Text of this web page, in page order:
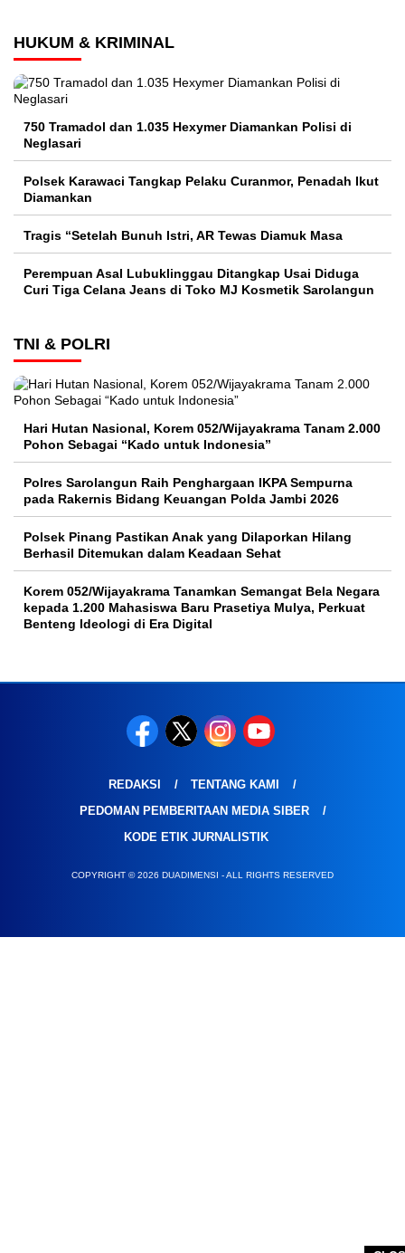
HUKUM & KRIMINAL
750 Tramadol dan 1.035 Hexymer Diamankan Polisi di
Neglasari
Polsek Karawaci Tangkap Pelaku Curanmor, Penadah Ikut
Diamankan
Tragis “Setelah Bunuh Istri, AR Tewas Diamuk Masa
Perempuan Asal Lubuklinggau Ditangkap Usai Diduga
Curi Tiga Celana Jeans di Toko MJ Kosmetik Sarolangun
TNI & POLRI
Hari Hutan Nasional, Korem 052/Wijayakrama Tanam 2.000
Pohon Sebagai “Kado untuk Indonesia”
Polres Sarolangun Raih Penghargaan IKPA Sempurna
pada Rakernis Bidang Keuangan Polda Jambi 2026
Polsek Pinang Pastikan Anak yang Dilaporkan Hilang
Berhasil Ditemukan dalam Keadaan Sehat
Korem 052/Wijayakrama Tanamkan Semangat Bela Negara
kepada 1.200 Mahasiswa Baru Prasetiya Mulya, Perkuat
Benteng Ideologi di Era Digital
REDAKSI
TENTANG KAMI
PEDOMAN PEMBERITAAN MEDIA SIBER
KODE ETIK JURNALISTIK
COPYRIGHT © 2026 DUADIMENSI - ALL RIGHTS RESERVED